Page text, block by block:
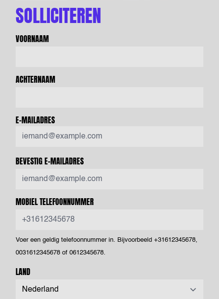
SOLLICITEREN
VOORNAAM
ACHTERNAAM
E-MAILADRES
BEVESTIG E-MAILADRES
MOBIEL TELEFOONNUMMER
Voer een geldig telefoonnummer in. Bijvoorbeeld +31612345678,
0031612345678 of 0612345678.
LAND